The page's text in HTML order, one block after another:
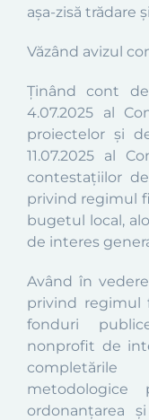
așa-zisă trădare
Văzând avizul
Ținând cont
4.07.2025 al
proiectelor și
11.07.2025 al
contestațiilor
privind regimul
bugetul local,
de interes
Având în
privind regimul
fonduri
nonprofit de
completările
metodologice
ordonanțarea